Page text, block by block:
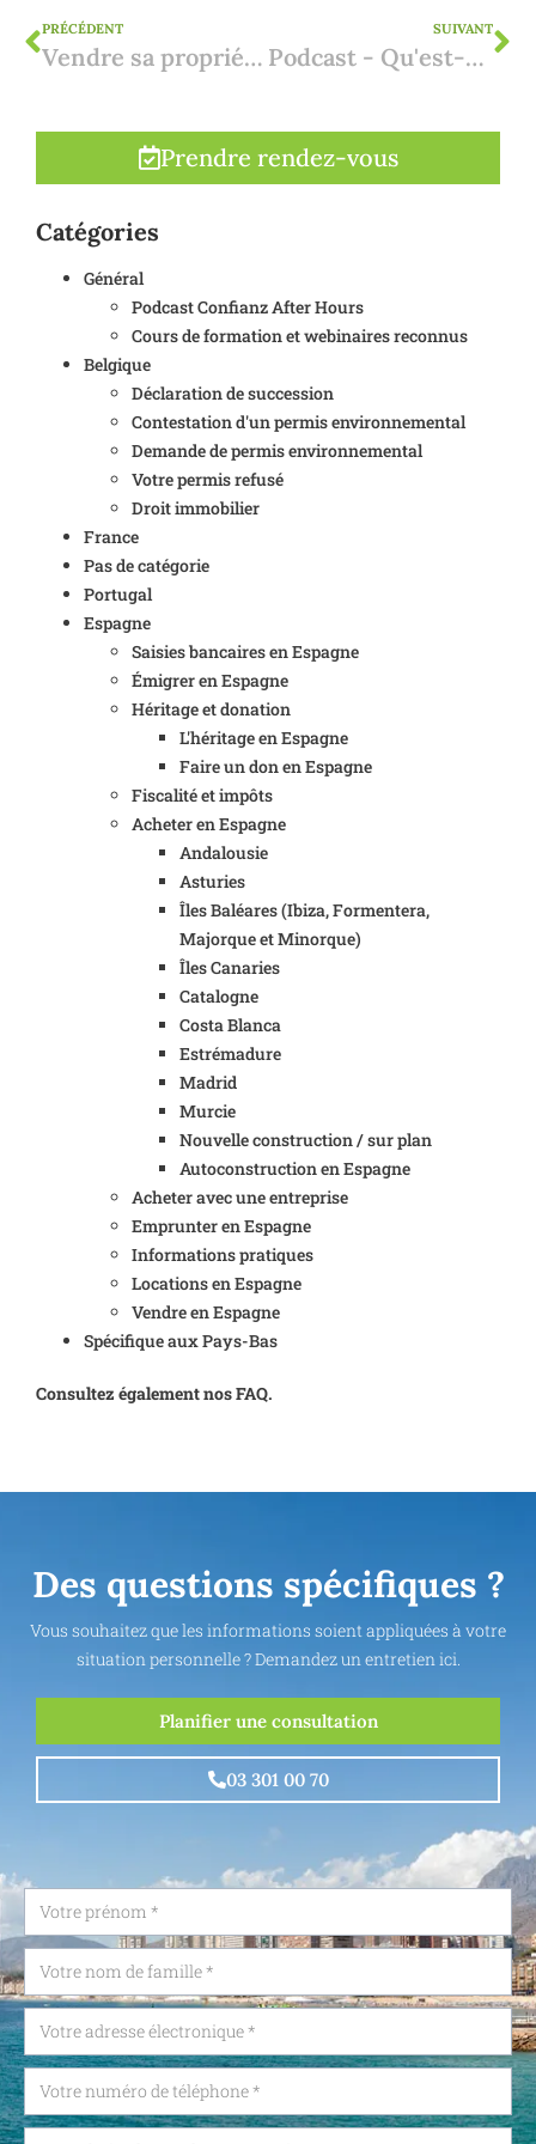
PRÉCÉDENT
Vendre sa propriété en Espagne ? Démarches juridiques et fiscales
SUIVANT
Podcast - Qu'est-ce qu'un numéro NIE et comment le demander ?
Prendre rendez-vous
Catégories
Général
Podcast Confianz After Hours
Cours de formation et webinaires reconnus
Belgique
Déclaration de succession
Contestation d'un permis environnemental
Demande de permis environnemental
Votre permis refusé
Droit immobilier
France
Pas de catégorie
Portugal
Espagne
Saisies bancaires en Espagne
Émigrer en Espagne
Héritage et donation
L'héritage en Espagne
Faire un don en Espagne
Fiscalité et impôts
Acheter en Espagne
Andalousie
Asturies
Îles Baléares (Ibiza, Formentera,
Majorque et Minorque)
Îles Canaries
Catalogne
Costa Blanca
Estrémadure
Madrid
Murcie
Nouvelle construction / sur plan
Autoconstruction en Espagne
Acheter avec une entreprise
Emprunter en Espagne
Informations pratiques
Locations en Espagne
Vendre en Espagne
Spécifique aux Pays-Bas
Consultez également nos FAQ.
Des questions spécifiques ?
Vous souhaitez que les informations soient appliquées à votre
situation personnelle ? Demandez un entretien ici.
Planifier une consultation
03 301 00 70